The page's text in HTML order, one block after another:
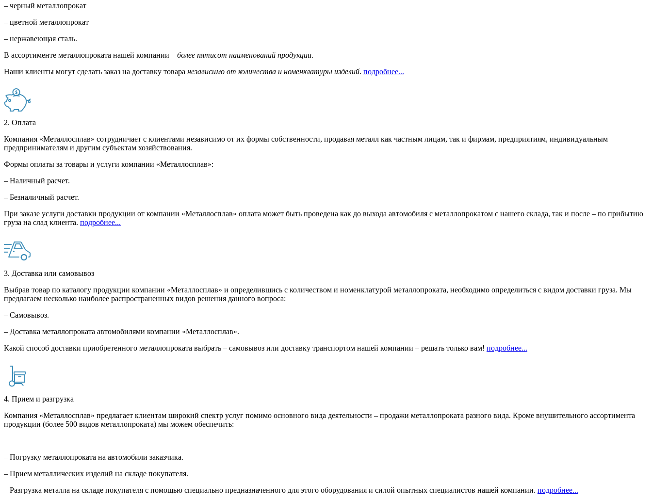
– черный металлопрокат
– цветной металлопрокат
– нержавеющая сталь.
В ассортименте металлопроката нашей компании – более пятисот наименований продукции.
Наши клиенты могут сделать заказ на доставку товара независимо от количества и номенклатуры изделий. подробнее...
2. Оплата
Компания «Металлосплав» сотрудничает с клиентами независимо от их формы собственности, продавая металл как частным лицам, так и фирмам, предприятиям, индивидуальным
предпринимателям и другим субъектам хозяйствования.
Формы оплаты за товары и услуги компании «Металлосплав»:
– Наличный расчет.
– Безналичный расчет.
При заказе услуги доставки продукции от компании «Металлосплав» оплата может быть проведена как до выхода автомобиля с металлопрокатом с нашего склада, так и после – по прибытию
груза на слад клиента. подробнее...
3. Доставка или самовывоз
Выбрав товар по каталогу продукции компании «Металлосплав» и определившись с количеством и номенклатурой металлопроката, необходимо определиться с видом доставки груза. Мы
предлагаем несколько наиболее распространенных видов решения данного вопроса:
– Самовывоз.
– Доставка металлопроката автомобилями компании «Металлосплав».
Какой способ доставки приобретенного металлопроката выбрать – самовывоз или доставку транспортом нашей компании – решать только вам! подробнее...
4. Прием и разгрузка
Компания «Металлосплав» предлагает клиентам широкий спектр услуг помимо основного вида деятельности – продажи металлопроката разного вида. Кроме внушительного ассортимента
продукции (более 500 видов металлопроката) мы можем обеспечить:
– Погрузку металлопроката на автомобили заказчика.
– Прием металлических изделий на складе покупателя.
– Разгрузка металла на складе покупателя с помощью специально предназначенного для этого оборудования и силой опытных специалистов нашей компании. подробнее...